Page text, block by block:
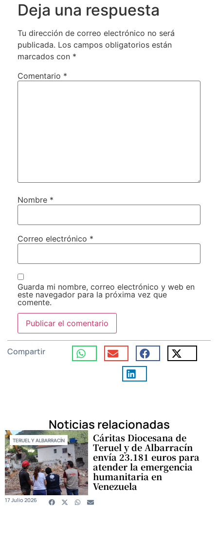
Deja una respuesta
Tu dirección de correo electrónico no será
publicada. Los campos obligatorios están
marcados con *
Comentario *
Nombre *
Correo electrónico *
Guarda mi nombre, correo electrónico y web en
este navegador para la próxima vez que
comente.
Compartir
Noticias relacionadas
TERUEL Y ALBARRACÍN Cáritas Diocesana de
Teruel y de Albarracín
envía 23.181 euros para
atender la emergencia
humanitaria en
Venezuela
17 Julio 2026